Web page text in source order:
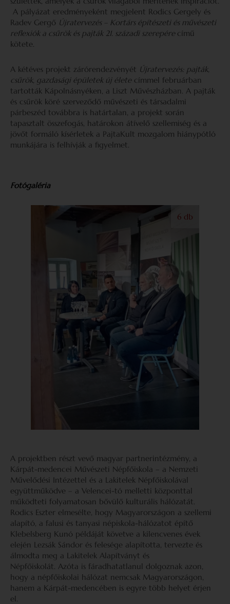
A pályázat eredményeként megjelent Rodics Gergely és
Radev Gergő Újratervezés – Kortárs építészeti és művészeti
reflexiók a csűrök és pajták 21. századi szerepére című
kötete.
A kétéves projekt zárórendezvényét Újratervezés: pajták,
csűrök, gazdasági épületek új életecímmel februárban
tartották Kápolnásnyéken, a Liszt Művészházban. A pajták
és csűrök köré szerveződő művészeti és társadalmi
párbeszéd továbbra is határtalan, a projekt során
tapasztalt összefogás, határokon átívelő szellemiség és a
jövőt formáló kísérletek a PajtaKult mozgalom hiánypótló
munkájára is felhívják a figyelmet.
Fotógaléria
6 db
A projektben részt vevő magyar partnerintézmény, a
Kárpát-medencei Művészeti Népfőiskola – a Nemzeti
Művelődési Intézettel és a Lakitelek Népfőiskolával
együttműködve – a Velencei-tó melletti központtal
működteti folyamatosan bővülő kulturális hálózatát.
Rodics Eszter elmesélte, hogy Magyarországon a szellemi
alapító, a falusi és tanyasi népiskola-hálózatot építő
Klebelsberg Kunó példáját követve a kilencvenes évek
elején Lezsák Sándor és felesége alapította, tervezte és
álmodta meg a Lakitelek Alapítványt és
Népfőiskolát. Azóta is fáradhatatlanul dolgoznak azon,
hogy a népfőiskolai hálózat nemcsak Magyarországon,
hanem a Kárpát-medencében is egyre több helyet érjen
el.